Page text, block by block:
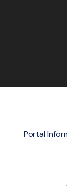
Portal